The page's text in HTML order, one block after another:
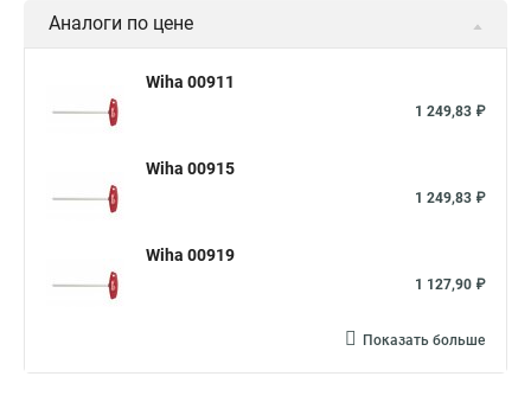
Аналоги по цене
Wiha 00911
1 249,83 ₽
Wiha 00915
1 249,83 ₽
Wiha 00919
1 127,90 ₽
Показать больше